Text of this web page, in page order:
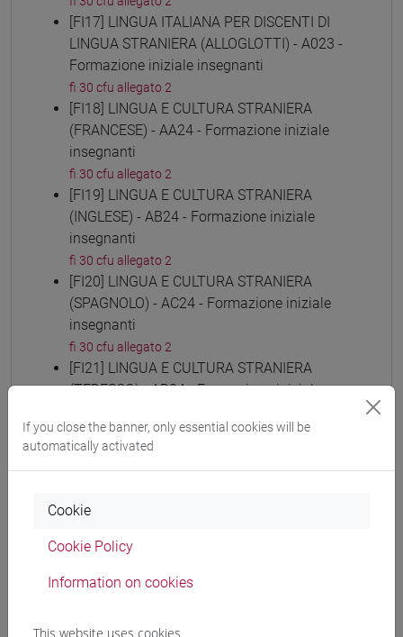
[FI17] LINGUA ITALIANA PER DISCENTI DI
LINGUA STRANIERA (ALLOGLOTTI) - A023 -
Formazione iniziale insegnanti
fi 30 cfu allegato 2
[FI18] LINGUA E CULTURA STRANIERA
(FRANCESE) - AA24 - Formazione iniziale
insegnanti
fi 30 cfu allegato 2
[FI19] LINGUA E CULTURA STRANIERA
(INGLESE) - AB24 - Formazione iniziale
insegnanti
fi 30 cfu allegato 2
[FI20] LINGUA E CULTURA STRANIERA
(SPAGNOLO) - AC24 - Formazione iniziale
insegnanti
fi 30 cfu allegato 2
[FI21] LINGUA E CULTURA STRANIERA
(TEDESCO) - AD24 - Formazione iniziale
fi 30 cfu allegato 2
[FI22] LINGUE E CULTURE STRANIERE NEGLI
ISTITUTI DI ISTRUZIONE DI II GRADO (RUSSO)
fi 30 cfu allegato 2
[FI23] LINGUA E CULTURA STRANIERA
insegnanti
[FI24] LINGUE E CULTURE STRANIERE NEGLI
If you close the banner, only essential cookies will be
automatically activated
Cookie
Cookie Policy
Information on cookies
This website uses cookies